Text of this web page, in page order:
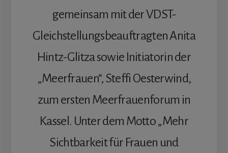
gemeinsam mit der VDST-
Gleichstellungsbeauftragten Anita
Hintz-Glitza sowie Initiatorin der
„Meerfrauen“, Steffi Oesterwind,
zum ersten Meerfrauenforum in
Kassel. Unter dem Motto „Mehr
Sichtbarkeit für Frauen und